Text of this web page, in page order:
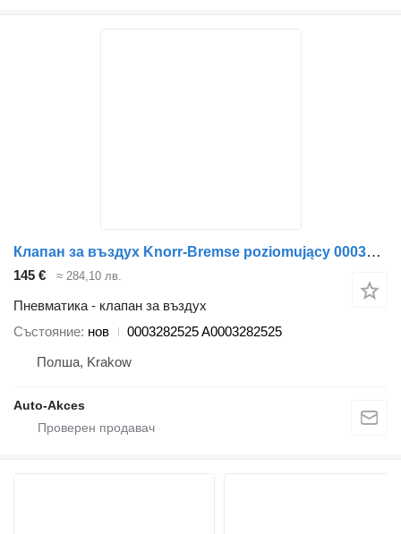
Клапан за въздух Knorr-Bremse poziomujący 0003282525 за автобус Setra Tourismo Setra 415
145 € ≈ 284,10 лв.
Пневматика - клапан за въздух
Състояние нов
0003282525 A0003282525
Полша, Krakow
Auto-Akces